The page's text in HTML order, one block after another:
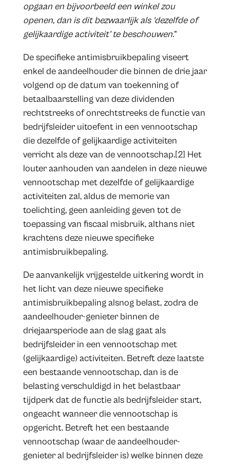
opgaan en bijvoorbeeld een winkel zou
openen, dan is dit bezwaarlijk als ‘dezelfde of
gelijkaardige activiteit’ te beschouwen.”
De specifieke antimisbruikbepaling viseert
enkel de aandeelhouder die binnen de drie jaar
volgend op de datum van toekenning of
betaalbaarstelling van deze dividenden
rechtstreeks of onrechtstreeks de functie van
bedrijfsleider uitoefent in een vennootschap
die dezelfde of gelijkaardige activiteiten
verricht als deze van de vennootschap.[2] Het
louter aanhouden van aandelen in deze nieuwe
vennootschap met dezelfde of gelijkaardige
activiteiten zal, aldus de memorie van
toelichting, geen aanleiding geven tot de
toepassing van fiscaal misbruik, althans niet
krachtens deze nieuwe specifieke
antimisbruikbepaling.
De aanvankelijk vrijgestelde uitkering wordt in
het licht van deze nieuwe specifieke
antimisbruikbepaling alsnog belast, zodra de
aandeelhouder-genieter binnen de
driejaarsperiode aan de slag gaat als
bedrijfsleider in een vennootschap met
(gelijkaardige) activiteiten. Betreft deze laatste
een bestaande vennootschap, dan is de
belasting verschuldigd in het belastbaar
tijdperk dat de functie als bedrijfsleider start,
ongeacht wanneer die vennootschap is
opgericht. Betreft het een bestaande
vennootschap (waar de aandeelhouder-
genieter al bedrijfsleider is) welke binnen deze